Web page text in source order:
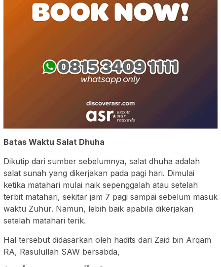
Batas Waktu Salat Dhuha
Dikutip dari sumber sebelumnya, salat dhuha adalah
salat sunah yang dikerjakan pada pagi hari. Dimulai
ketika matahari mulai naik sepenggalah atau setelah
terbit matahari, sekitar jam 7 pagi sampai sebelum masuk
waktu Zuhur. Namun, lebih baik apabila dikerjakan
setelah matahari terik.
Hal tersebut didasarkan oleh hadits dari Zaid bin Arqam
RA, Rasulullah SAW bersabda,